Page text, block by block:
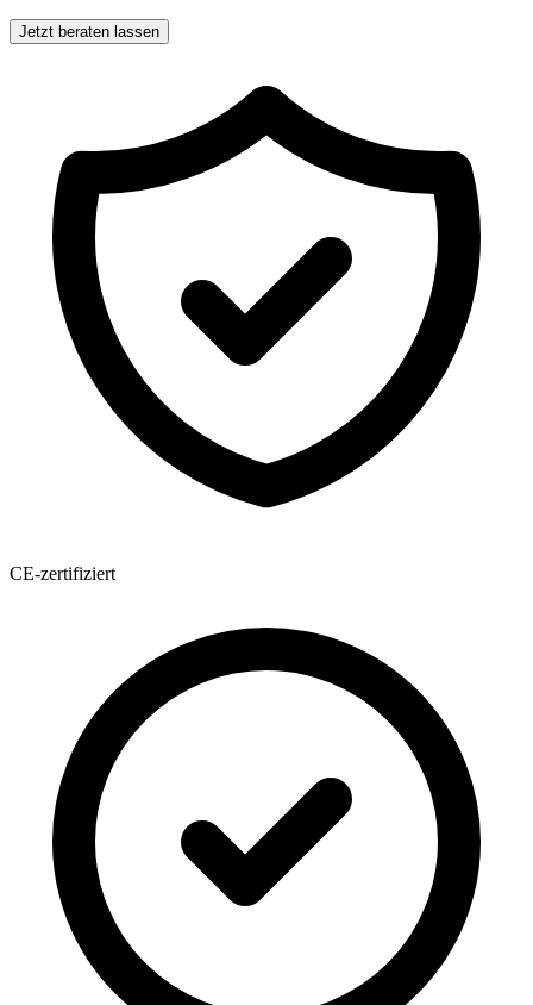
Jetzt beraten lassen
CE-zertifiziert